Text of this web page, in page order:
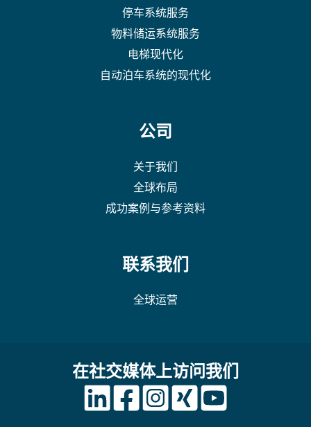
停车系统服务
物料储运系统服务
电梯现代化
自动泊车系统的现代化
公司
关于我们
全球布局
成功案例与参考资料
联系我们
全球运营
在社交媒体上访问我们